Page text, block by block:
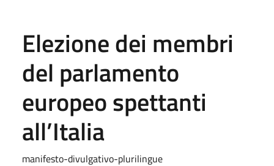
Elezione dei membri
del parlamento
europeo spettanti
all’Italia
manifesto-divulgativo-plurilingue